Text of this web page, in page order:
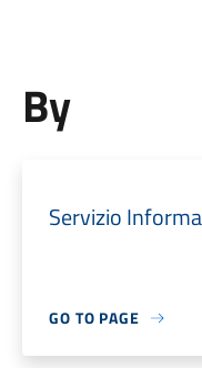
By
Servizio
GO TO PAGE